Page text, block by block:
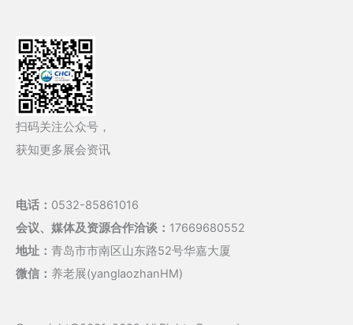
扫码关注公众号，
获知更多展会资讯
电话： 0532-85861016
会议、媒体及资源合作洽谈： 17669680552
地址： 青岛市市南区山东路52号华嘉大厦
微信： 养老展(yanglaozhanHM)